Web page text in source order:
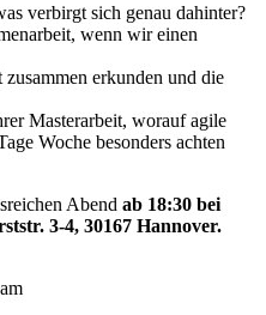
verbirgt sich genau dahinter?
wenn wir einen
erkunden und die
Masterarbeit, worauf agile
Woche besonders achten
Abend ab 18:30 bei
3-4, 30167 Hannover.